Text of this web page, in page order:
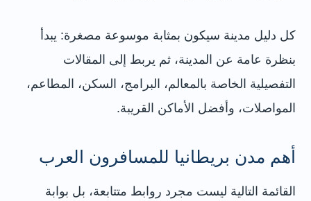
كل دليل مدينة سيكون بمثابة موسوعة مصغرة: يبدأ
بنظرة عامة عن المدينة، ثم يربط إلى المقالات
التفصيلية الخاصة بالمعالم، البرامج، السكن، المطاعم،
المواصلات، وأفضل الأماكن القريبة.
أهم مدن بريطانيا للمسافرون العرب
القائمة التالية ليست مجرد روابط متتابعة، بل بوابة